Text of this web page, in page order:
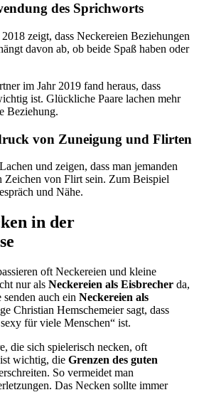
des Sprichworts
zeigt, dass Neckereien Beziehungen
davon ab, ob beide Spaß haben oder
im Jahr 2019 fand heraus, dass
ist. Glückliche Paare lachen mehr
Beziehung.
von Zuneigung und Flirten
und zeigen, dass man jemanden
Zeichen von Flirt sein. Zum Beispiel
und Nähe.
in der
oft Neckereien und kleine
nur als Neckereien als Eisbrecher da,
auch ein Neckereien als
Christian Hemschemeier sagt, dass
für viele Menschen“ ist.
die sich spielerisch necken, oft
wichtig, die Grenzen des guten
So vermeidet man
Das Necken sollte immer